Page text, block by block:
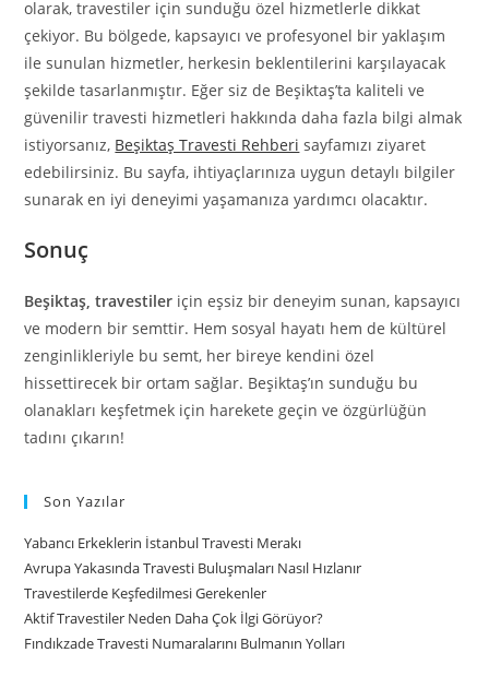
olarak, travestiler için sunduğu özel hizmetlerle dikkat
çekiyor. Bu bölgede, kapsayıcı ve profesyonel bir yaklaşım
ile sunulan hizmetler, herkesin beklentilerini karşılayacak
şekilde tasarlanmıştır. Eğer siz de Beşiktaş’ta kaliteli ve
güvenilir travesti hizmetleri hakkında daha fazla bilgi almak
istiyorsanız, Beşiktaş Travesti Rehberi sayfamızı ziyaret
edebilirsiniz. Bu sayfa, ihtiyaçlarınıza uygun detaylı bilgiler
sunarak en iyi deneyimi yaşamanıza yardımcı olacaktır.
Sonuç
Beşiktaş, travestiler için eşsiz bir deneyim sunan, kapsayıcı
ve modern bir semttir. Hem sosyal hayatı hem de kültürel
zenginlikleriyle bu semt, her bireye kendini özel
hissettirecek bir ortam sağlar. Beşiktaş’ın sunduğu bu
olanakları keşfetmek için harekete geçin ve özgürlüğün
tadını çıkarın!
Son Yazılar
Yabancı Erkeklerin İstanbul Travesti Merakı
Avrupa Yakasında Travesti Buluşmaları Nasıl Hızlanır
Travestilerde Keşfedilmesi Gerekenler
Aktif Travestiler Neden Daha Çok İlgi Görüyor?
Fındıkzade Travesti Numaralarını Bulmanın Yolları